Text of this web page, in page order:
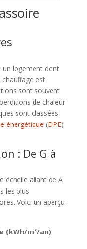
un logement dont
chauffage est
sont souvent
de chaleur
sont classées
énergétique (DPE)
: De G à
échelle allant de A
les plus
Voici un aperçu
(kWh/m²/an)